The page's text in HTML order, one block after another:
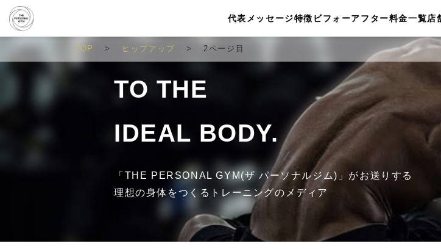
代表メッセージ特徴 ビフォーアフター料金一覧店
TOP ヒップアップ 2ページ目
TO THE
IDEAL BODY.
「THE PERSONAL GYM(ザ パーソナルジム)」がお送りする
理想の身体をつくるトレーニングのメディア